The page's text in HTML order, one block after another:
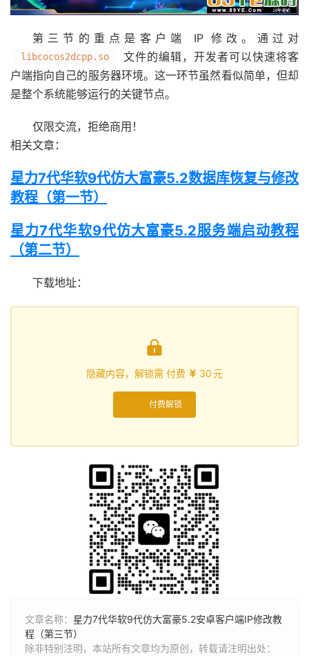
第三节的重点是客户端 IP 修改。通过对
libcocos2dcpp.so
文件的编辑，开发者可以快速将客
户端指向自己的服务器环境。这一环节虽然看似简单，但却
是整个系统能够运行的关键节点。
仅限交流，拒绝商用！
相关文章：
星力7代华软9代仿大富豪5.2数据库恢复与修改
教程（第一节）
星力7代华软9代仿大富豪5.2服务端启动教程
（第二节）
下载地址：

隐藏内容，解锁需 付费  30元
付费解锁
文章名称： 星力7代华软9代仿大富豪5.2安卓客户端IP修改教
程（第三节）
除非特别注明，本站所有文章均为原创，转载请注明出处：